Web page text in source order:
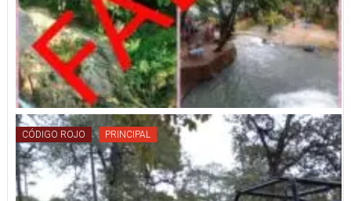
CÓDIGO ROJO PRINCIPAL